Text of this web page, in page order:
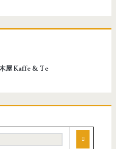
屋 Kaffe & Te